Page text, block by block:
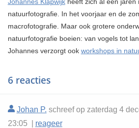
natuurfotografie. In het voorjaar en de
macrofotografie. Maar ook grotere
natuurfotografie boeien: van vogels tot
Johannes verzorgt ook workshops in
6 reacties
Johan P. schreef op zaterdag 4
23:05 | reageer